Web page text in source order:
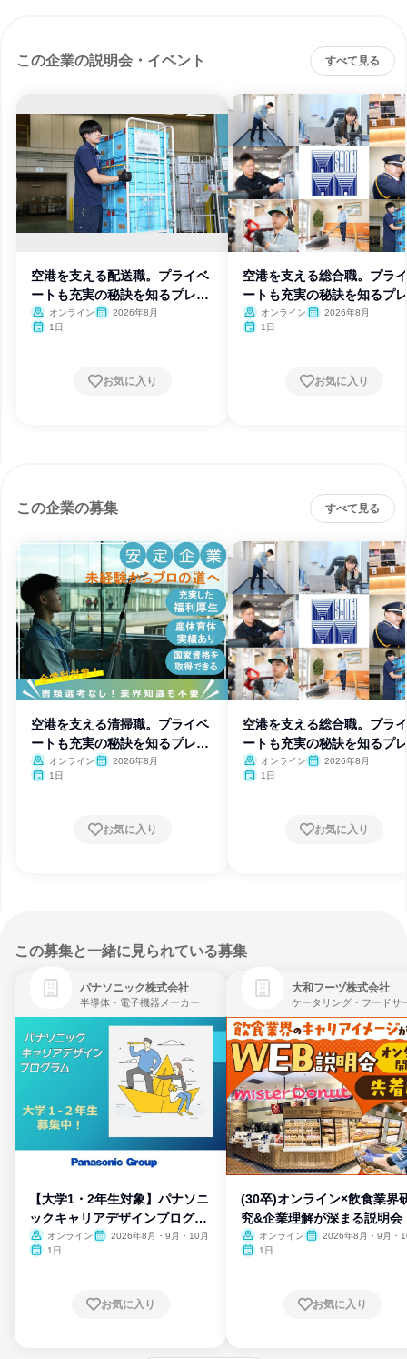
この企業の説明会・イベント すべて見る
空港を支える配送職。プライベ
ートも充実の秘訣を知るプレ説
明会オンライン
2026年8月
1日
お気に入り
空港を支える総合職。プラ
ートも充実の秘訣を知るプ
明会オンライン
2026年8月
1日
お気に入り
この企業の募集 すべて見る
空港を支える清掃職。プライベ
ートも充実の秘訣を知るプレ説
明会オンライン
2026年8月
1日
お気に入り
空港を支える総合職。プラ
ートも充実の秘訣を知るプ
明会オンライン
2026年8月
1日
お気に入り
この募集と一緒に見られている募集
パナソニック株式会社
半導体・電子機器メーカー
【大学1・2年生対象】パナソニ
ックキャリアデザインプログラ
ム
オンライン
2026年8月・9月・10月
1日
お気に入り
大和フーヅ株式会社
(30卒)オンライン×飲食業界
究&企業理解が深まる説明会
オンライン
2026年8月・9月・
1日
お気に入り